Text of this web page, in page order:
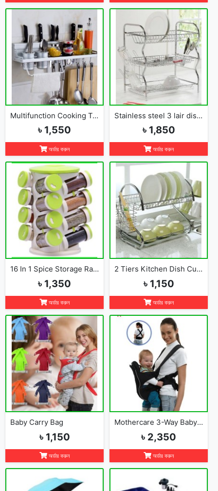
Multifunction Cooking Tools Storage Rack Holder Kitchen Organizer
৳ 1,550
অর্ডার করুন
Stainless steel 3 lair dish rack
৳ 1,850
অর্ডার করুন
16 In 1 Spice Storage Rack
৳ 1,350
অর্ডার করুন
2 Tiers Kitchen Dish Cup Drying Rack-2019
৳ 1,150
অর্ডার করুন
Baby Carry Bag
৳ 1,150
অর্ডার করুন
Mothercare 3-Way Baby Carrier
৳ 2,350
অর্ডার করুন